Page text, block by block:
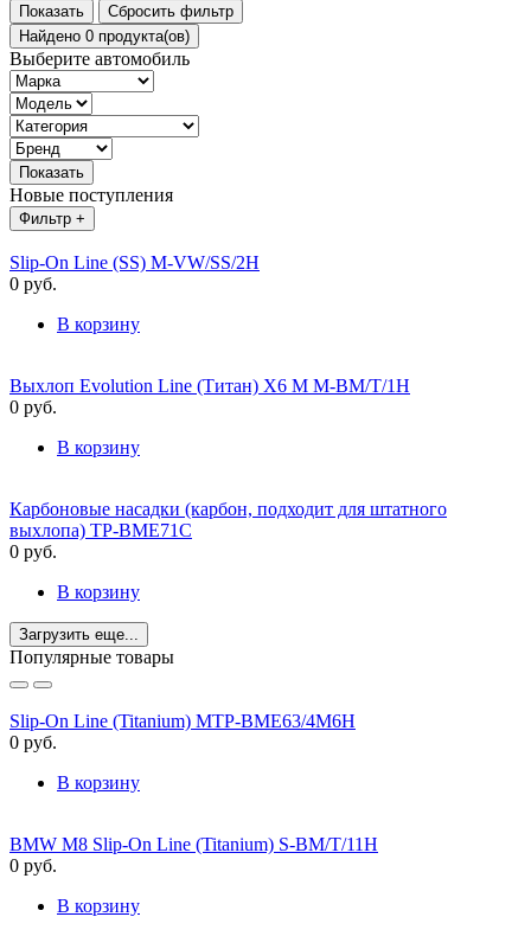
Показать
Сбросить фильтр
Найдено 0 продукта(ов)
Выберите автомобиль
Показать
Новые поступления
Фильтр +
Slip-On Line (SS) M-VW/SS/2H
0 руб.
В корзину
Выхлоп Evolution Line (Титан) X6 M M-BM/T/1H
0 руб.
В корзину
Карбоновые насадки (карбон, подходит для штатного
выхлопа) TP-BME71C
0 руб.
В корзину
Загрузить еще...
Популярные товары
Slip-On Line (Titanium) MTP-BME63/4M6H
0 руб.
В корзину
BMW M8 Slip-On Line (Titanium) S-BM/T/11H
0 руб.
В корзину